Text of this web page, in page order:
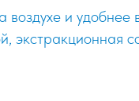
воздухе и удобнее
экстракционная